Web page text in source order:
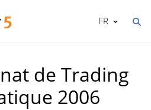
FR
de Trading
2006